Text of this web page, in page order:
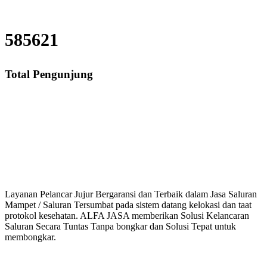
585621
Total Pengunjung
Layanan Pelancar Jujur Bergaransi dan Terbaik dalam Jasa Saluran
Mampet / Saluran Tersumbat pada sistem datang kelokasi dan taat
protokol kesehatan. ALFA JASA memberikan Solusi Kelancaran
Saluran Secara Tuntas Tanpa bongkar dan Solusi Tepat untuk
membongkar.